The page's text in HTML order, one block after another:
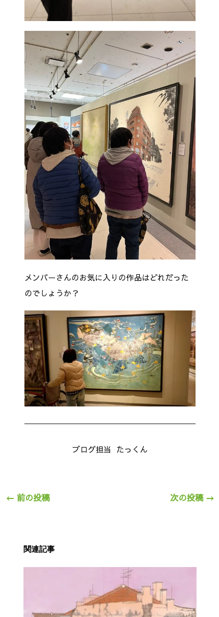
メンバーさんのお気に入りの作品はどれだった
のでしょうか？
ブログ担当 たっくん
← 前の投稿 次の投稿 →
関連記事